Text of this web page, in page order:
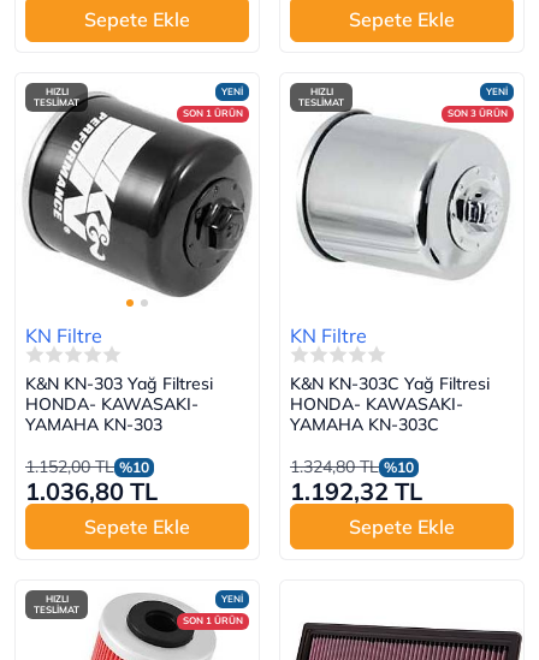
Sepete Ekle Sepete Ekle
YENİ
SON 1 ÜRÜN
HIZLI
TESLİMAT
KN Filtre
K&N KN-303 Yağ Filtresi
HONDA- KAWASAKI-
YAMAHA KN-303
1.152,00 TL %10
1.036,80 TL
Sepete Ekle
YENİ
SON 3 ÜRÜN
HIZLI
TESLİMAT
KN Filtre
K&N KN-303C Yağ Filtresi
HONDA- KAWASAKI-
YAMAHA KN-303C
1.324,80 TL %10
1.192,32 TL
Sepete Ekle
YENİ
SON 1 ÜRÜN
HIZLI
TESLİMAT